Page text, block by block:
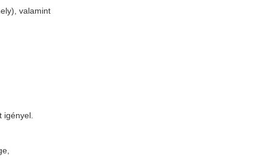
valamint
igényel.